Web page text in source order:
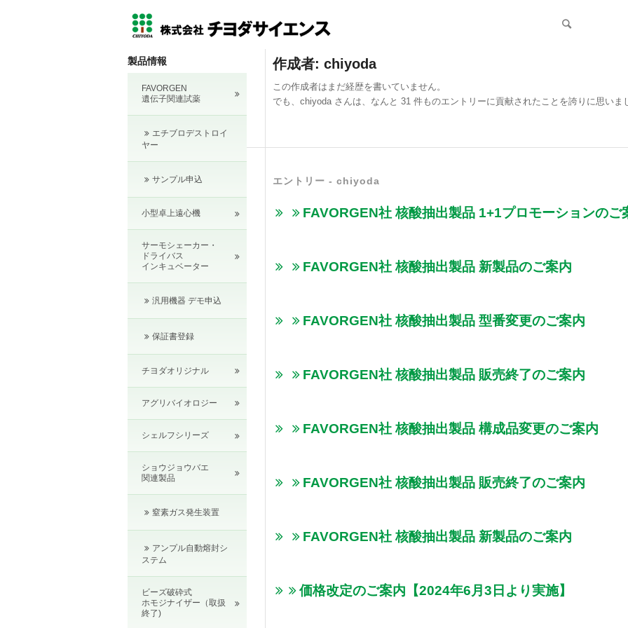
作成者: chiyoda
この作成者はまだ経歴を書いていません。
でも、 chiyodaさんは、なんと 31 件ものエントリーに貢献されたことを誇りに思いま
エントリー - chiyoda
FAVORGEN社 核酸抽出製品 1+1プロモーションのご
FAVORGEN社 核酸抽出製品 新製品のご案内
FAVORGEN社 核酸抽出製品 型番変更のご案内
FAVORGEN社 核酸抽出製品 販売終了のご案内
FAVORGEN社 核酸抽出製品 構成品変更のご案内
FAVORGEN社 核酸抽出製品 販売終了のご案内
FAVORGEN社 核酸抽出製品 新製品のご案内
価格改定のご案内【2024年6月3日より実施】
製品情報
FAVORGEN
遺伝子関連試薬
エチブロデストロイ
ヤー
サンプル申込
小型卓上遠心機
サーモシェーカー・
ドライバス
インキュベーター
汎用機器 デモ申込
保証書登録
チヨダオリジナル
アグリバイオロジー
シェルフシリーズ
ショウジョウバエ
関連製品
窒素ガス発生装置
アンプル自動熔封シ
ステム
ビーズ破砕式
ホモジナイザー（取扱
終了)